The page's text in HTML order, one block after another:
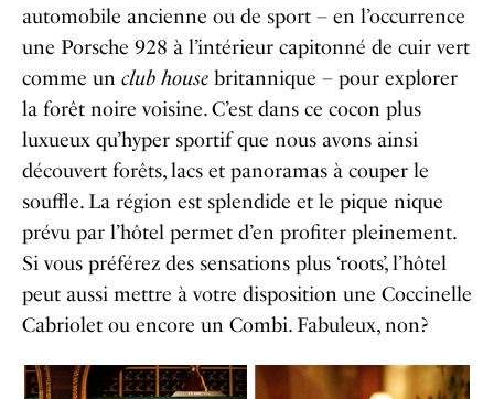
automobile ancienne ou de sport – en l’occurrence
une Porsche 928 à l’intérieur capitonné de cuir vert
comme un club house britannique – pour explorer
la forêt noire voisine. C’est dans ce cocon plus
luxueux qu’hyper sportif que nous avons ainsi
découvert forêts, lacs et panoramas à couper le
souffle. La région est splendide et le pique nique
prévu par l’hôtel permet d’en profiter pleinement.
Si vous préférez des sensations plus ‘roots’, l’hôtel
peut aussi mettre à votre disposition une Coccinelle
Cabriolet ou encore un Combi. Fabuleux, non?